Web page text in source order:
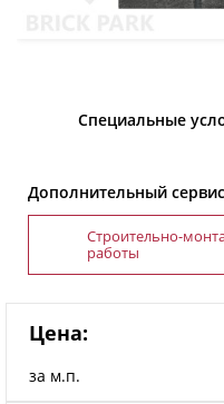
Специальные
Дополнительный
Строительно-
работы
Цена:
за м.п.